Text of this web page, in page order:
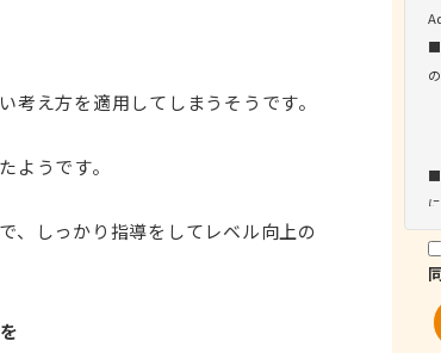
え方を適用してしまうそうです。
ようです。
、しっかり指導をしてレベル向上の